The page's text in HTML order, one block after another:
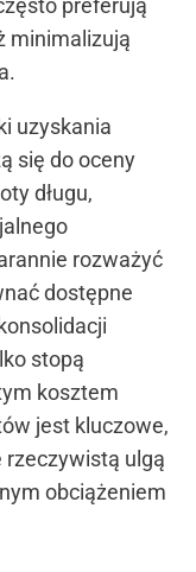
preferują
minimalizują
uzyskania
się do oceny
długu,
rozważyć
dostępne
stopą
kosztem
jest kluczowe,
rzeczywistą ulgą
obciążeniem